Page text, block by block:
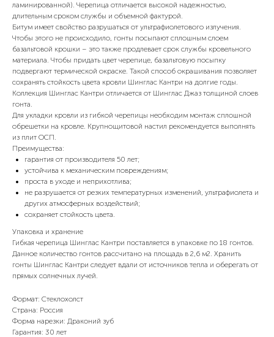
ламинированной). Черепица отличается высокой надежностью,
длительным сроком службы и объемной фактурой.
Битум имеет свойство разрушаться от ультрафиолетового излучения.
Чтобы этого не происходило, гонты посыпают сплошным слоем
базальтовой крошки – это также продлевает срок службы кровельного
материала. Чтобы придать цвет черепице, базальтовую посыпку
подвергают термической окраске. Такой способ окрашивания позволяет
сохранять стойкость цвета кровли Шинглас Кантри на долгие годы.
Коллекция Шинглас Кантри отличается от Шинглас Джаз толщиной слоев
гонта.
Для укладки кровли из гибкой черепицы необходим монтаж сплошной
обрешетки на кровле. Крупнощитовой настил рекомендуется выполнять
из плит ОСП.
Преимущества:
гарантия от производителя 50 лет;
устойчива к механическим повреждениям;
проста в уходе и неприхотлива;
не разрушается от резких температурных изменений, ультрафиолета и
других атмосферных воздействий;
сохраняет стойкость цвета.
Упаковка и хранение
Гибкая черепица Шинглас Кантри поставляется в упаковке по 18 гонтов.
Данное количество гонтов рассчитано на площадь в 2,6 м2. Хранить
гонты Шинглас Кантри следует вдали от источников тепла и оберегать от
прямых солнечных лучей.
Формат: Стеклохолст
Страна: Россия
Форма нарезки: Драконий зуб
Гарантия: 30 лет